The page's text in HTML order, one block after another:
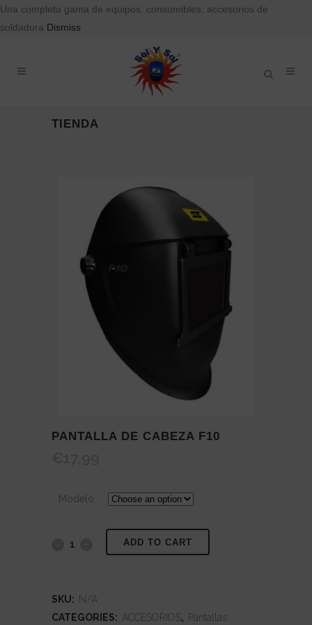
Una completa gama de equipos, consumibles, accesorios de
soldadura Dismiss
TIENDA
PANTALLA DE CABEZA F10
Modelo
Pantalla
Cabeza
F10
ADD TO CART
SKU: N/A
CATEGORIES: ACCESORIOS, Pantallas